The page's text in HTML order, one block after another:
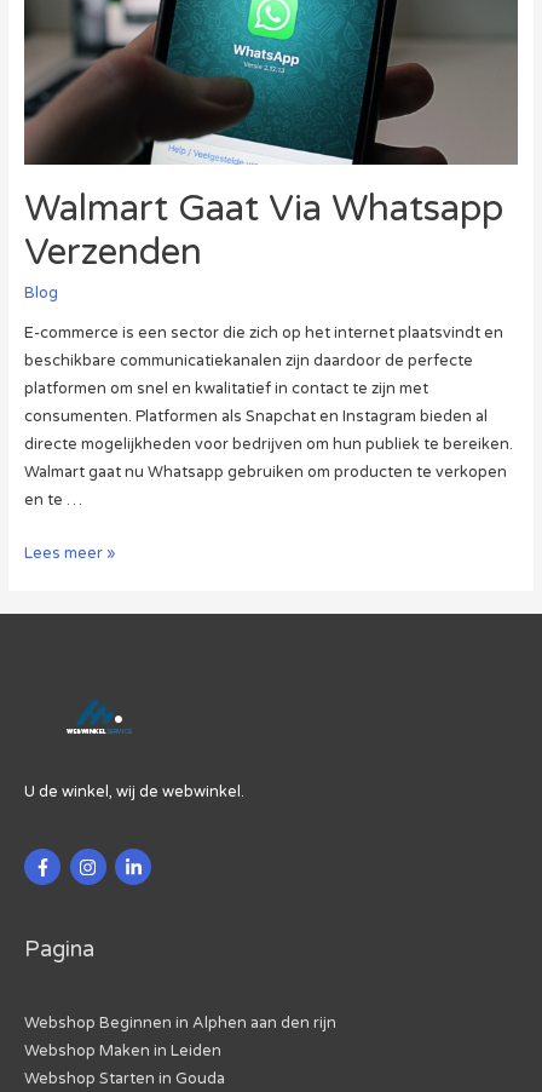
Walmart Gaat Via Whatsapp
Verzenden
Blog
E-commerce is een sector die zich op het internet plaatsvindt en
beschikbare communicatiekanalen zijn daardoor de perfecte
platformen om snel en kwalitatief in contact te zijn met
consumenten. Platformen als Snapchat en Instagram bieden al
directe mogelijkheden voor bedrijven om hun publiek te bereiken.
Walmart gaat nu Whatsapp gebruiken om producten te verkopen
en te …
Walmart
Lees meer »
U de winkel, wij de webwinkel.
Pagina
Webshop Beginnen in Alphen aan den rijn
Webshop Maken in Leiden
Webshop Starten in Gouda